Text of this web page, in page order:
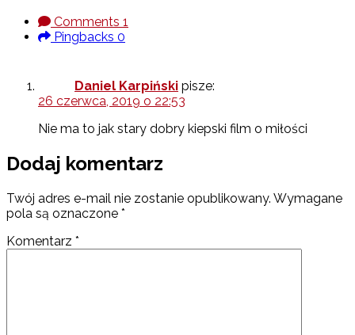
Comments 1
Pingbacks 0
Daniel Karpiński pisze:
26 czerwca, 2019 o 22:53
Nie ma to jak stary dobry kiepski film o miłości
Dodaj komentarz
Twój adres e-mail nie zostanie opublikowany. Wymagane
pola są oznaczone *
Komentarz *